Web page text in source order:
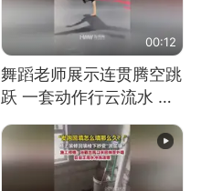
00:12
舞蹈老师展示连贯腾空跳
跃 一套动作行云流水 节
到又舞又武的？